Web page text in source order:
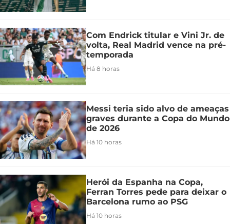
Com Endrick titular e Vini Jr. de
volta, Real Madrid vence na pré-
temporada
Há 8 horas
Messi teria sido alvo de ameaças
graves durante a Copa do Mundo
de 2026
Há 10 horas
Herói da Espanha na Copa,
Ferran Torres pede para deixar o
Barcelona rumo ao PSG
Há 10 horas